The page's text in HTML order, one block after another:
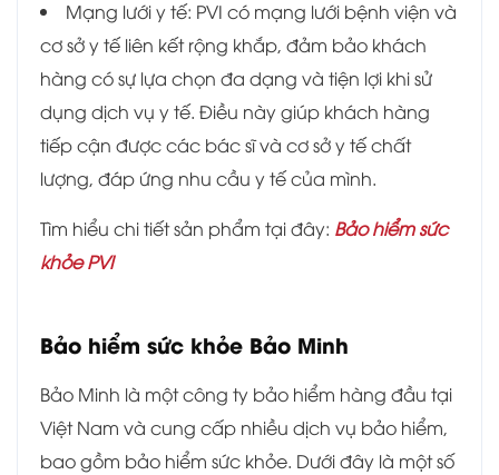
Mạng lưới y tế: PVI có mạng lưới bệnh viện và
cơ sở y tế liên kết rộng khắp, đảm bảo khách
hàng có sự lựa chọn đa dạng và tiện lợi khi sử
dụng dịch vụ y tế. Điều này giúp khách hàng
tiếp cận được các bác sĩ và cơ sở y tế chất
lượng, đáp ứng nhu cầu y tế của mình.
Tìm hiểu chi tiết sản phẩm tại đây: Bảo hiểm sức
khỏe PVI
Bảo hiểm sức khỏe Bảo Minh
Bảo Minh là một công ty bảo hiểm hàng đầu tại
Việt Nam và cung cấp nhiều dịch vụ bảo hiểm,
bao gồm bảo hiểm sức khỏe. Dưới đây là một số